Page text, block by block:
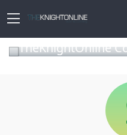
TheKnightOnline